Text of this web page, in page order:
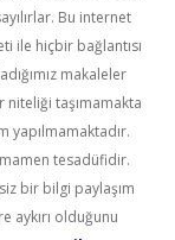
Bu internet
ile hiçbir bağlantısı
makaleler
niteliği taşımamakta
yapılmamaktadır.
tesadüfidir.
bir bilgi paylaşım
aykırı olduğunu